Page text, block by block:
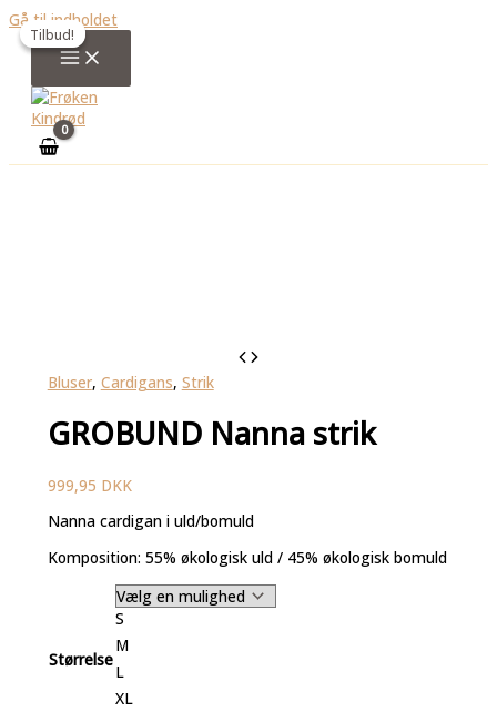
Gå til indholdet
Bluser, Cardigans, Strik
GROBUND Nanna strik
999,95 DKK
Nanna cardigan i uld/bomuld
Komposition: 55% økologisk uld / 45% økologisk bomuld
Størrelse
S
M
L
XL
Tilbud!
Tilbud!